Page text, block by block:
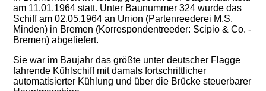
am 11.01.1964 statt. Unter Baunummer 324 wurde das
Schiff am 02.05.1964 an Union (Partenreederei M.S.
Minden) in Bremen (Korrespondentreeder: Scipio & Co. -
Bremen) abgeliefert.
Sie war im Baujahr das größte unter deutscher Flagge
fahrende Kühlschiff mit damals fortschrittlicher
automatisierter Kühlung und über die Brücke steuerbarer